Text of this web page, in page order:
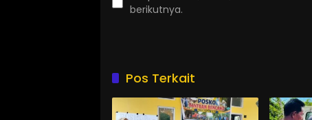
berikutnya.
Pos Terkait